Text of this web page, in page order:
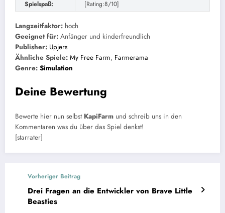
Spielspaß:
[Rating:8/10]
Langzeitfaktor: hoch
Geeignet für: Anfänger und kinderfreundlich
Publisher: Upjers
Ähnliche Spiele: My Free Farm, Farmerama
Genre: Simulation
Deine Bewertung
Bewerte hier nun selbst KapiFarm und schreib uns in den
Kommentaren was du über das Spiel denkst!
[starrater]
Vorheriger Beitrag
Drei Fragen an die Entwickler von Brave Little
Beasties